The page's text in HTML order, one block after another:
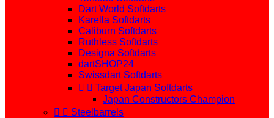
Dart World Softdarts
Karella Softdarts
Caliburn Softdarts
Ruthless Softdarts
Designa Softdarts
dartSHOP24
Swissdart Softdarts
  Target Japan Softdarts
Japan Constructors Champion
  Steelbarrels